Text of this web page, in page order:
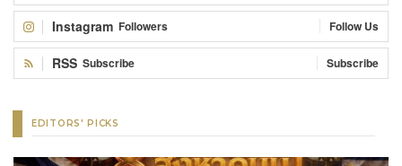
Instagram Followers Follow Us
RSS Subscribe Subscribe
EDITORS' PICKS